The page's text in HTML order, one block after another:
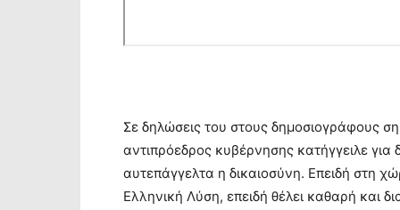
Σε δηλώσεις του στους δημοσιογράφους
αντιπρόεδρος κυβέρνησης κατήγγειλε
αυτεπάγγελτα η δικαιοσύνη. Επειδή στη
Ελληνική Λύση, επειδή θέλει καθαρή και